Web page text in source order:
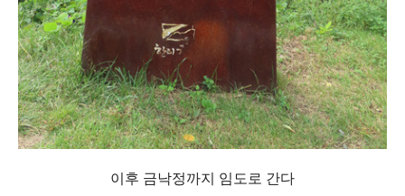
이후 금낙정까지 임도로 간다